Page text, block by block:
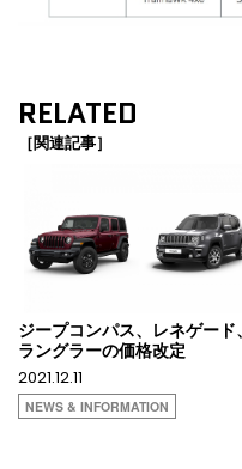
RELATED
［関連記事］
ジープコンパス、レネゲード、
ラングラーの価格改定
2021.12.11
NEWS & INFORMATION